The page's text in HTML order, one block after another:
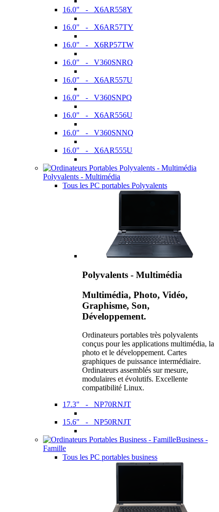
16.0" - X6AR558Y
16.0" - X6AR57TY
16.0" - X6RP57TW
16.0" - V360SNRQ
16.0" - X6AR557U
16.0" - V360SNPQ
16.0" - X6AR556U
16.0" - V360SNNQ
16.0" - X6AR555U
Polyvalents - Multimédia
Tous les PC portables Polyvalents
Polyvalents - Multimédia
Multimédia, Photo, Vidéo,
Graphisme, Son,
Développement.
Ordinateurs portables très polyvalents
conçus pour les applications multimédia, la
photo et le développement. Cartes
graphiques de puissance intermédiaire.
Ordinateurs assemblés sur mesure,
modulaires et évolutifs. Excellente
compatibilité Linux.
17.3" - NP70RNJT
15.6" - NP50RNJT
Business -
Famille
Tous les PC portables business